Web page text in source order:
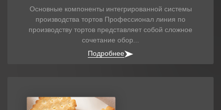
Основные компоненты интегрированной системы
производства тортов Профессионал линия по
производству тортов представляет собой сложное
сочетание обор...
Подробнее